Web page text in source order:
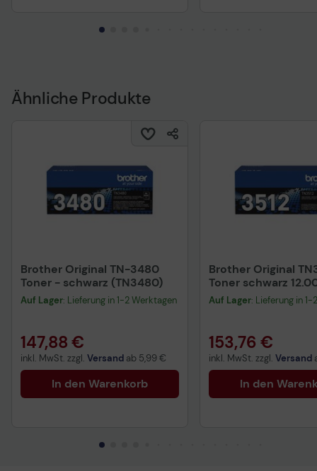
Ähnliche Produkte
Brother Original TN-3480
Toner - schwarz (TN3480)
Auf Lager: Lieferung in 1-2 Werktagen
147,88 €
inkl. MwSt. zzgl. Versand ab 5,99 €
In den Warenkorb
Brother Original
Toner schwarz
(TN-3512)
Auf Lager: Lieferung in
153,76 €
inkl. MwSt. zzgl. Versand
In den